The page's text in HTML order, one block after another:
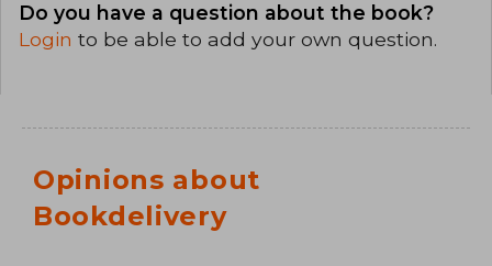
Do you have a question about the book?
Login to be able to add your own question.
Opinions about
Bookdelivery